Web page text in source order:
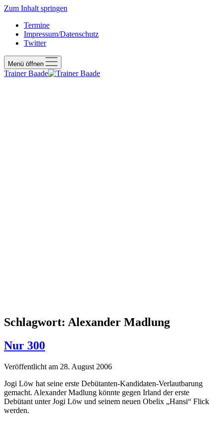
Zum Inhalt springen
Termine
Impressum/Datenschutz
Twitter
Menü öffnen
Trainer Baade
Schlagwort: Alexander Madlung
Nur 300
Veröffentlicht am 28. August 2006
Jogi Löw hat seine erste Debütanten-Kandidaten-Verlautbarung
gemacht. Alexander Madlung könnte gegen Irland der erste
Debütant unter Jogi Löw und seinem neuen Obelix „Hansi“ Flick
werden.